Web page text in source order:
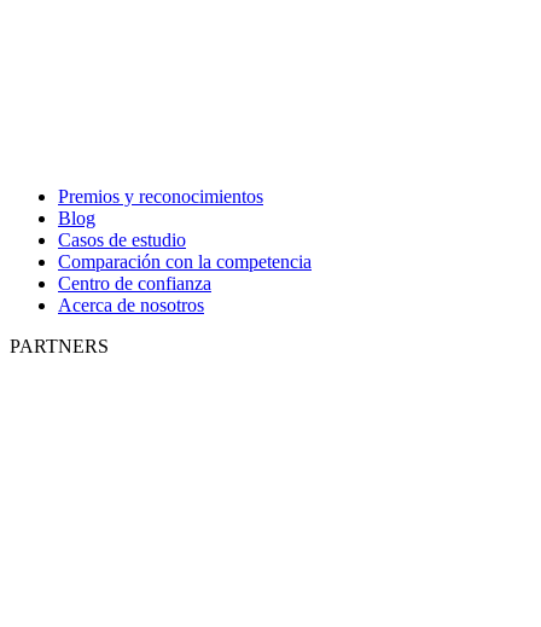
Premios y reconocimientos
Blog
Casos de estudio
Comparación con la competencia
Centro de confianza
Acerca de nosotros
PARTNERS